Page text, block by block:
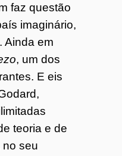
faz questão
imaginário,
. Ainda em
, um dos
E eis
teoria e de
no seu